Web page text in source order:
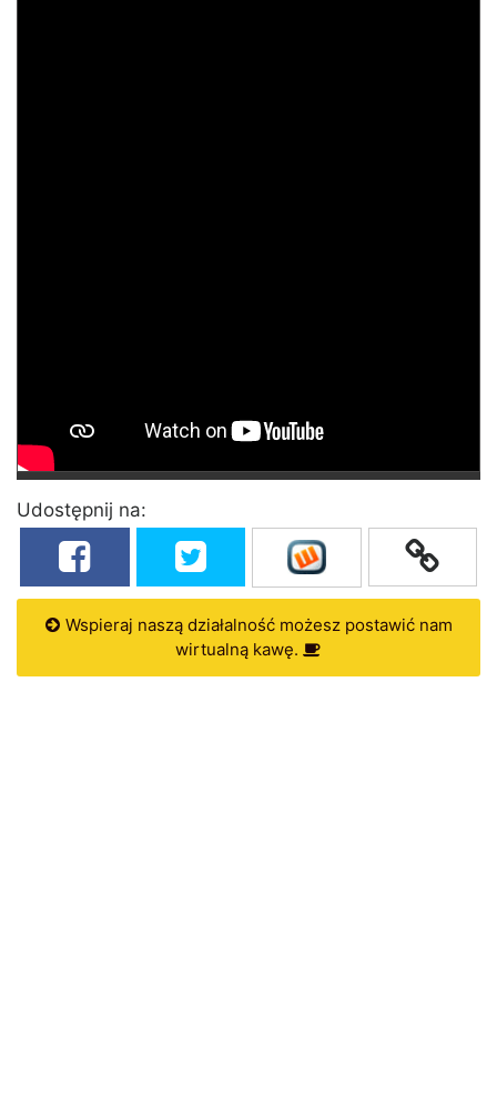
Udostępnij na:
Wspieraj naszą działalność możesz postawić nam
wirtualną kawę.